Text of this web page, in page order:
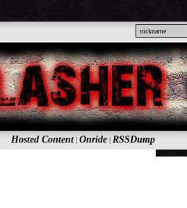
Hosted Content| Onride| RSSDump